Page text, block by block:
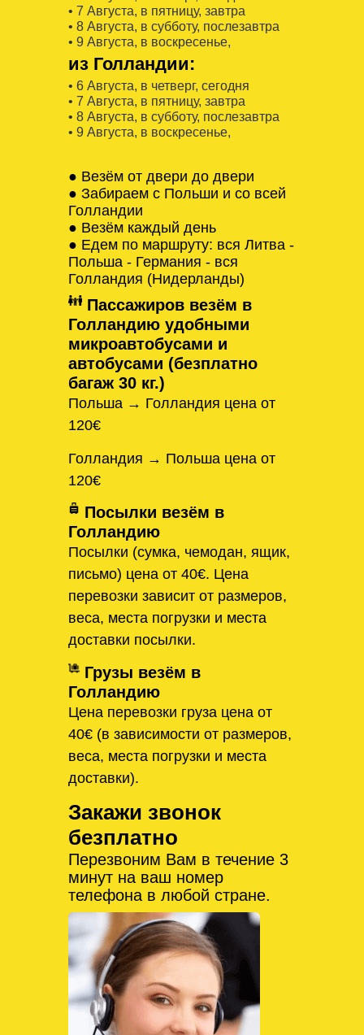
• 7 Августa, в пятницу, завтра
• 8 Августa, в субботу, послезавтра
• 9 Августa, в воскресенье,
из Голландии:
• 6 Августa, в четверг, сегодня
• 7 Августa, в пятницу, завтра
• 8 Августa, в субботу, послезавтра
• 9 Августa, в воскресенье,
● Везём от двери до двери
● Забираем с Польши и со всей
Голландии
● Везём каждый день
● Едем по маршруту: вся Литва -
Польша - Германия - вся
Голландия (Нидерланды)
Пассажиров везём в
Голландию удобными
микроавтобусами и
автобусами (безплатно
багаж 30 кг.)
Польша → Голландия цена от
120€
Голландия → Польша цена от
120€
Посылки везём в
Голландию
Посылки (сумка, чемодан, ящик,
письмо) цена от 40€. Цена
перевозки зависит от размеров,
веса, места погрузки и места
доставки посылки.
Грузы везём в
Голландию
Цена перевозки груза цена от
40€ (в зависимости от размеров,
веса, места погрузки и места
доставки).
Закажи звонок
безплатно
Перезвоним Вам в течение 3
минут на ваш номер
телефона в любой стране.